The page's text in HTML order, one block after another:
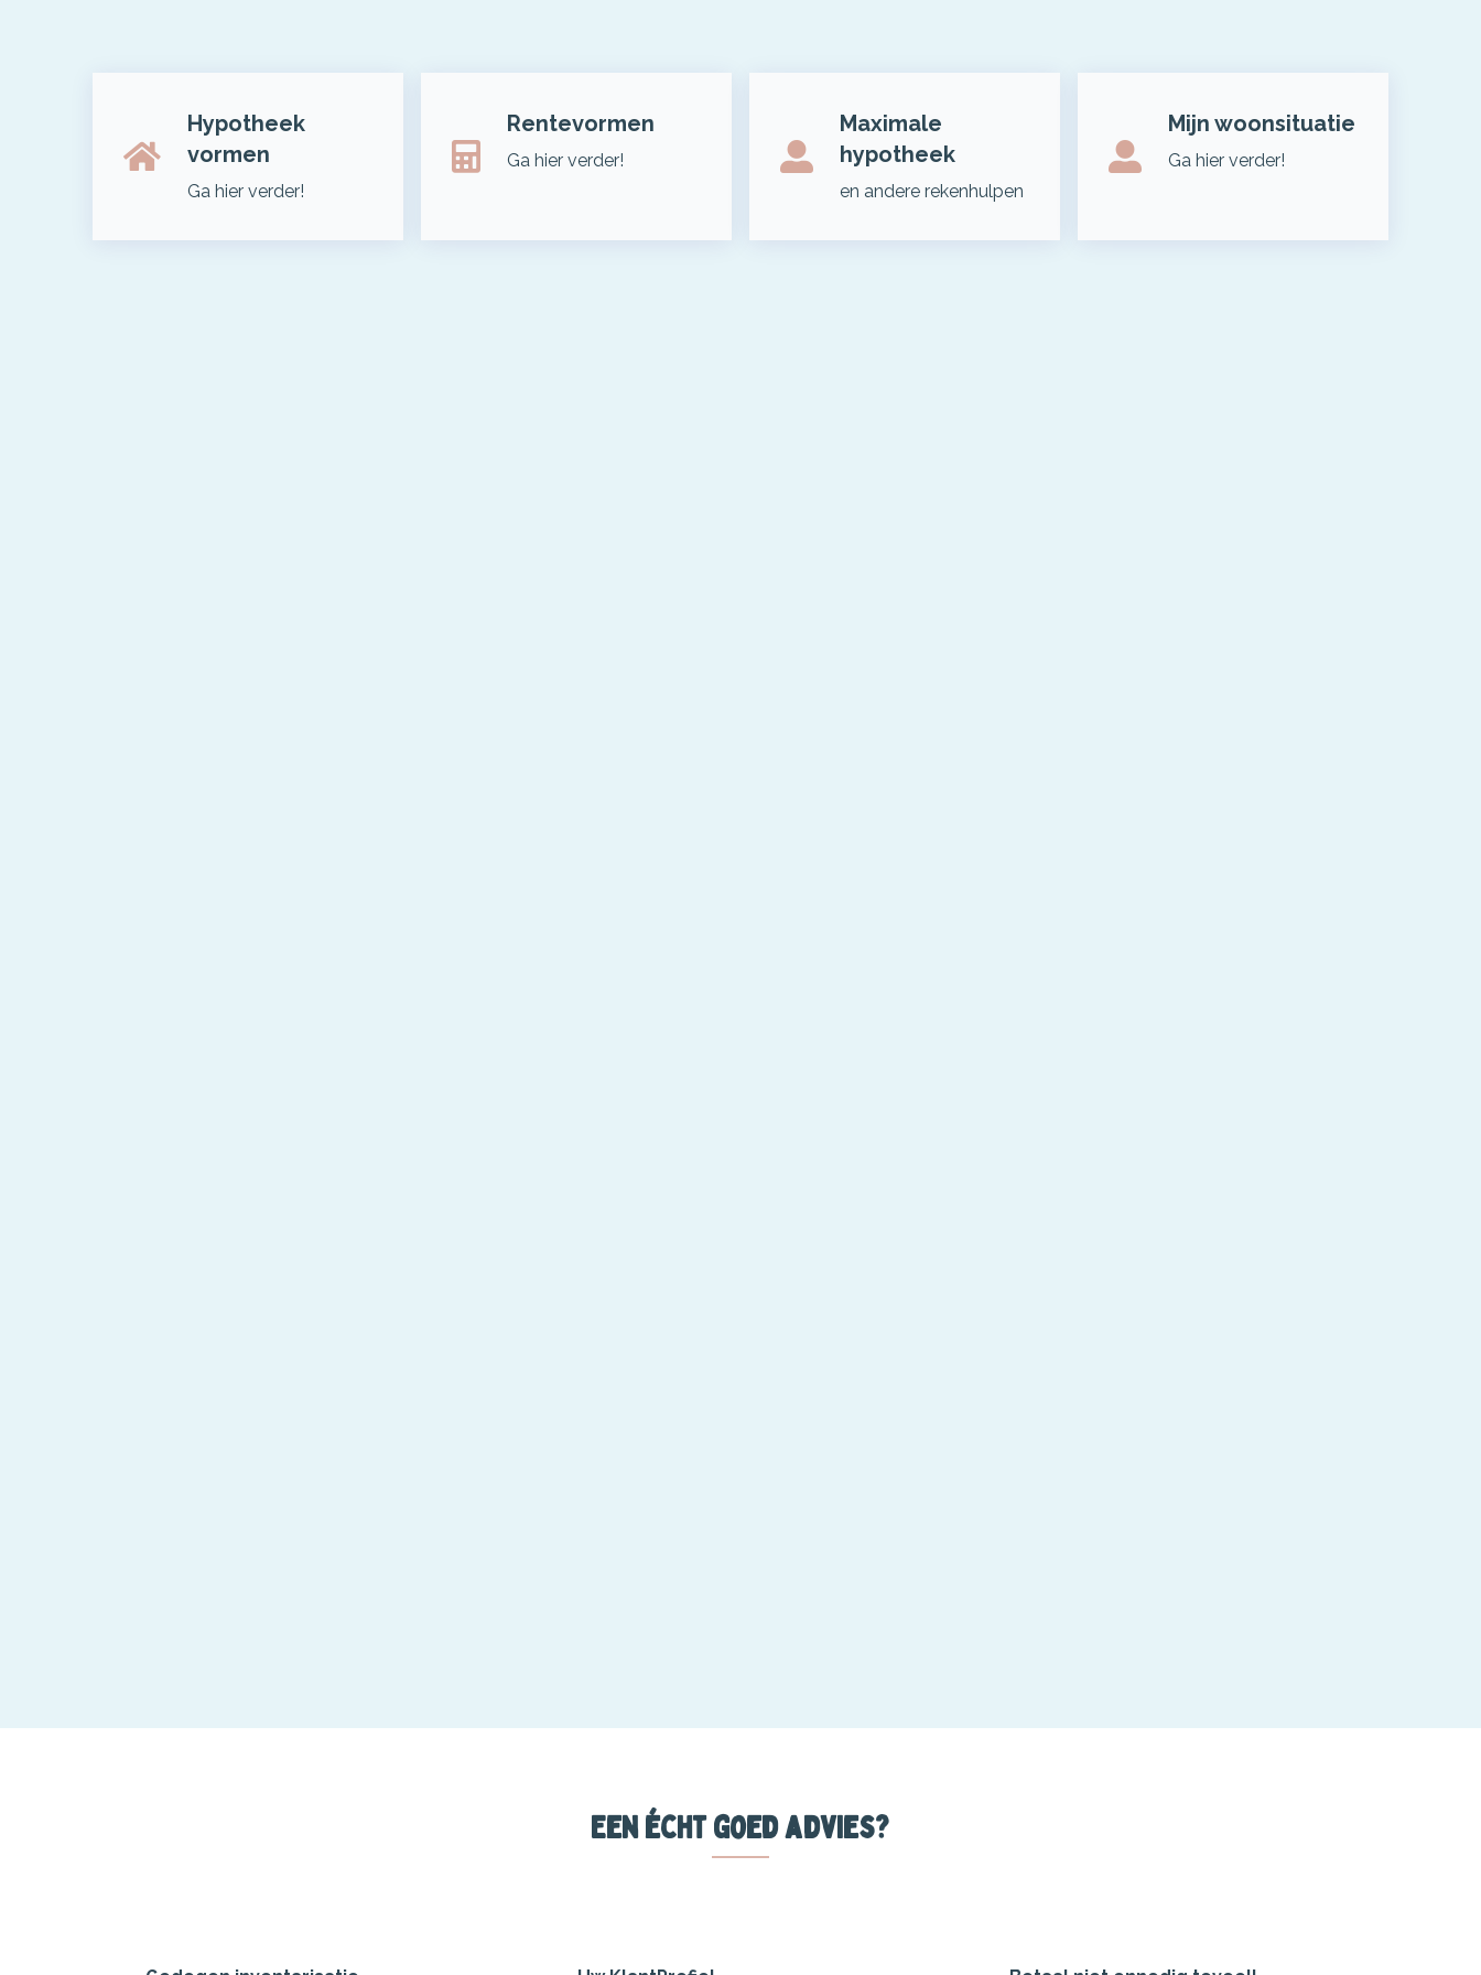
Hypotheek
vormen
Ga hier verder!
Rentevormen
Ga hier verder!
Maximale
hypotheek
en andere rekenhulpen
Mijn woonsituatie
Ga hier verder!
Een écht goed advies?